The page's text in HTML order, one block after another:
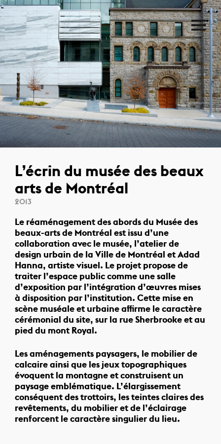
L’écrin du musée des beaux
arts de Montréal
2013
Le réaménagement des abords du Musée des
beaux-arts de Montréal est issu d’une
collaboration avec le musée, l’atelier de
design urbain de la Ville de Montréal et Adad
Hanna, artiste visuel. Le projet propose de
traiter l’espace public comme une salle
d’exposition par l’intégration d’œuvres mises
à disposition par l’institution. Cette mise en
scène muséale et urbaine affirme le caractère
cérémonial du site, sur la rue Sherbrooke et au
pied du mont Royal.
Les aménagements paysagers, le mobilier de
calcaire ainsi que les jeux topographiques
évoquent la montagne et construisent un
paysage emblématique. L’élargissement
conséquent des trottoirs, les teintes claires des
revêtements, du mobilier et de l’éclairage
renforcent le caractère singulier du lieu.